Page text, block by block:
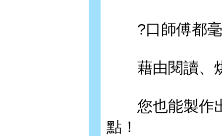
?口師傅都毫
藉由閱讀、
您也能製作出
點！